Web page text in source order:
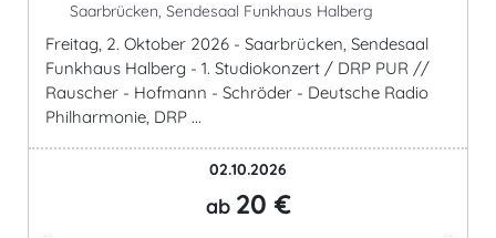
Saarbrücken, Sendesaal Funkhaus Halberg
Freitag, 2. Oktober 2026 - Saarbrücken, Sendesaal
Funkhaus Halberg - 1. Studiokonzert / DRP PUR //
Rauscher - Hofmann - Schröder - Deutsche Radio
Philharmonie, DRP ...
02.10.2026
ab 20 €